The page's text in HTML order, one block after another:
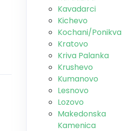
Kavadarci
Kichevo
Kochani/Ponikva
Kratovo
Kriva Palanka
Krushevo
Kumanovo
Lesnovo
Lozovo
Makedonska
Kamenica